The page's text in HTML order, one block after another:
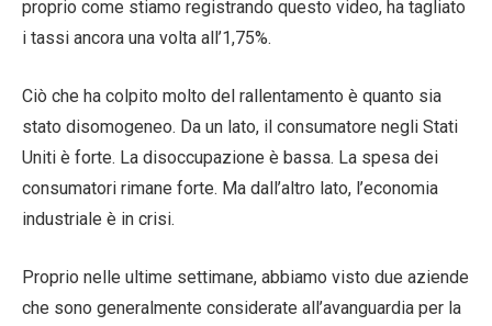
proprio come stiamo registrando questo video, ha tagliato
i tassi ancora una volta all’1,75%.
Ciò che ha colpito molto del rallentamento è quanto sia
stato disomogeneo. Da un lato, il consumatore negli Stati
Uniti è forte. La disoccupazione è bassa. La spesa dei
consumatori rimane forte. Ma dall’altro lato, l’economia
industriale è in crisi.
Proprio nelle ultime settimane, abbiamo visto due aziende
che sono generalmente considerate all’avanguardia per la